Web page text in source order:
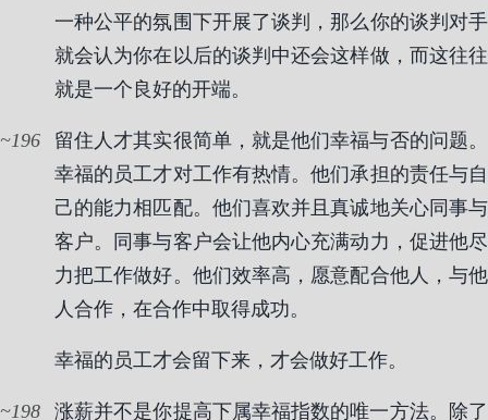
一种公平的氛围下开展了谈判，那么你的谈判对手
就会认为你在以后的谈判中还会这样做，而这往往
就是一个良好的开端。
196
留住人才其实很简单，就是他们幸福与否的问题。
幸福的员工才对工作有热情。他们承担的责任与自
己的能力相匹配。他们喜欢并且真诚地关心同事与
客户。同事与客户会让他内心充满动力，促进他尽
力把工作做好。他们效率高，愿意配合他人，与他
人合作，在合作中取得成功。
幸福的员工才会留下来，才会做好工作。
198
涨薪并不是你提高下属幸福指数的唯一方法。除了